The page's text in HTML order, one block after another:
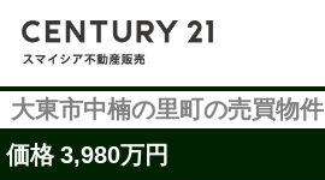
大東市中楠の里町の売買物件
価格 3,980万円